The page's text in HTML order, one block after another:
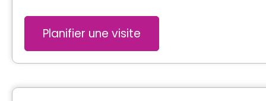
Planifier une visite